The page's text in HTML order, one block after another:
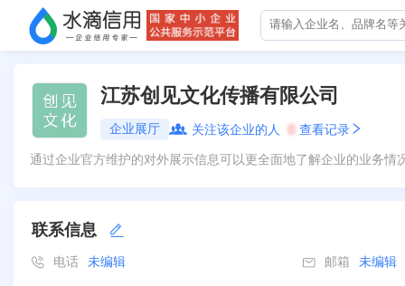
江苏创见文化传播有限公司
企业展厅 关注该企业的人 0 查看记录
通过企业官方维护的对外展示信息可以更全面地了解企业的业务
联系信息
电话 未编辑 邮箱 未编辑